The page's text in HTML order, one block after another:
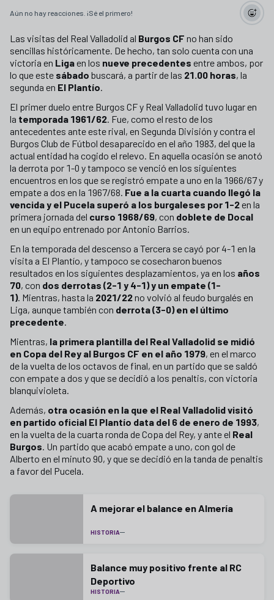
Aún no hay reacciones. ¡Sé el primero!
Las visitas del Real Valladolid al Burgos CF no han sido
sencillas históricamente. De hecho, tan solo cuenta con una
victoria en Ligaen los nueve precedentes entre ambos, por
lo que este sábado buscará, a partir de las 21.00 horas, la
segunda en El Plantío.
El primer duelo entre Burgos CF y Real Valladolid tuvo lugar en
la temporada 1961/62. Fue, como el resto de los
antecedentes ante este rival, en Segunda División y contra el
Burgos Club de Fútbol desaparecido en el año 1983, del que la
actual entidad ha cogido el relevo. En aquella ocasión se anotó
la derrota por 1-0 y tampoco se venció en los siguientes
encuentros en los que se registró empate a uno en la 1966/67 y
empate a dos en la 1967/68. Fue a la cuarta cuando llegó la
vencida y el Pucela superó a los burgaleses por 1-2en la
primera jornada del curso 1968/69, con doblete de Docal
en un equipo entrenado por Antonio Barrios.
En la temporada del descenso a Tercera se cayó por 4-1 en la
visita a El Plantío, y tampoco se cosecharon buenos
resultados en los siguientes desplazamientos, ya en los años
70, con dos derrotas (2-1 y 4-1) y un empate (1-
1). Mientras, hasta la 2021/22no volvió al feudo burgalés en
Liga, aunque también con derrota (3-0) en el último
precedente.
Mientras, la primera plantilla del Real Valladolid se midió
en Copa del Rey al Burgos CF en el año 1979, en el marco
de la vuelta de los octavos de final, en un partido que se saldó
con empate a dos y que se decidió a los penaltis, con victoria
blanquivioleta.
Además, otra ocasión en la que el Real Valladolid visitó
en partido oficial El Plantío data del 6 de enero de 1993,
en la vuelta de la cuarta ronda de Copa del Rey, y ante el Real
Burgos. Un partido que acabó empate a uno, con gol de
Alberto en el minuto 90, y que se decidió en la tanda de penaltis
a favor del Pucela.
A mejorar el balance en Almería
HISTORIA
Balance muy positivo frente al RC
Deportivo
HISTORIA